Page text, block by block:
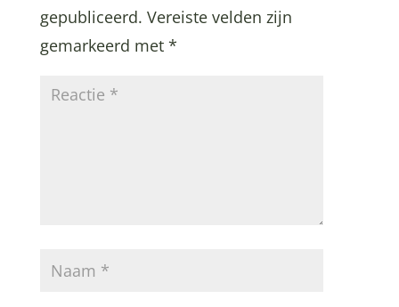
gepubliceerd. Vereiste velden zijn
gemarkeerd met *